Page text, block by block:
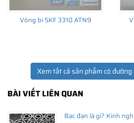
Vòng bi SKF 3310 ATN9
Xem tất cả sản phẩm có
BÀI VIẾT LIÊN QUAN
Bạc đạn là gì? Kinh